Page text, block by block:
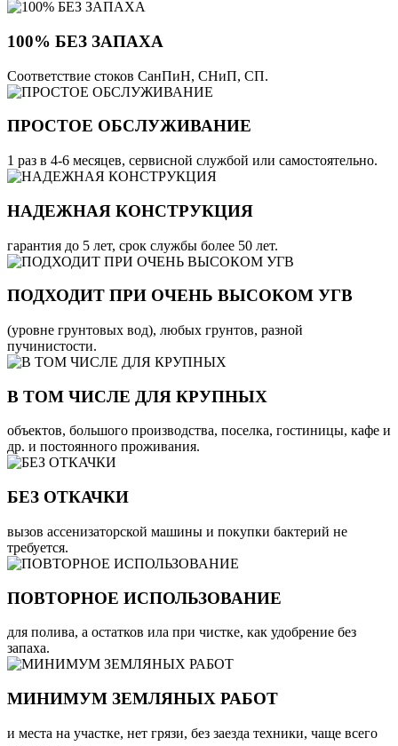
100% БЕЗ ЗАПАХА
Соответствие стоков СанПиН, СНиП, СП.
ПРОСТОЕ ОБСЛУЖИВАНИЕ
1 раз в 4-6 месяцев, сервисной службой или самостоятельно.
НАДЕЖНАЯ КОНСТРУКЦИЯ
гарантия до 5 лет, срок службы более 50 лет.
ПОДХОДИТ ПРИ ОЧЕНЬ ВЫСОКОМ УГВ
(уровне грунтовых вод), любых грунтов, разной
пучинистости.
В ТОМ ЧИСЛЕ ДЛЯ КРУПНЫХ
объектов, большого производства, поселка, гостиницы, кафе и
др. и постоянного проживания.
БЕЗ ОТКАЧКИ
вызов ассенизаторской машины и покупки бактерий не
требуется.
ПОВТОРНОЕ ИСПОЛЬЗОВАНИЕ
для полива, а остатков ила при чистке, как удобрение без
запаха.
МИНИМУМ ЗЕМЛЯНЫХ РАБОТ
и места на участке, нет грязи, без заезда техники, чаще всего